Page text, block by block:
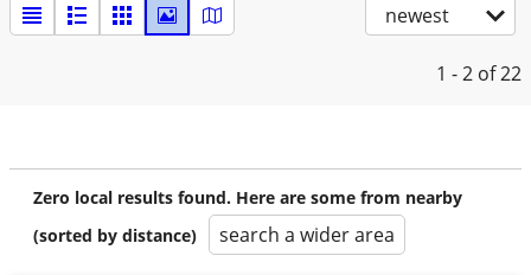
newest
1 - 2 of 22
Zero local results found. Here are some from nearby
(sorted by distance)
search a wider area